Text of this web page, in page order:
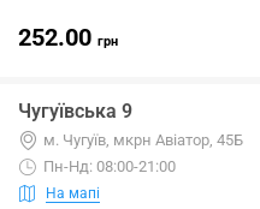
252.00 грн
Чугуївська 9
м. Чугуїв, мкрн Авіатор, 45Б
Пн-Нд: 08:00-21:00
На мапі